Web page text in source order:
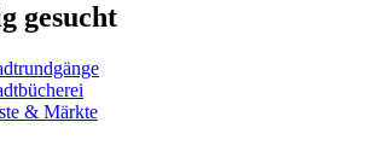
gesucht
& Märkte